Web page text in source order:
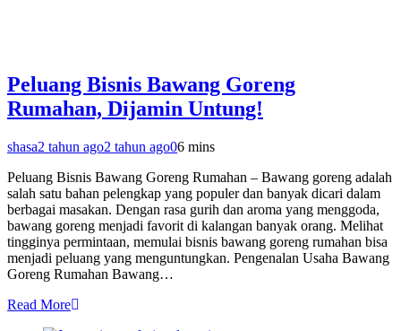
Peluang Bisnis Bawang Goreng
Rumahan, Dijamin Untung!
shasa2 tahun ago2 tahun ago06 mins
Peluang Bisnis Bawang Goreng Rumahan – Bawang goreng adalah
salah satu bahan pelengkap yang populer dan banyak dicari dalam
berbagai masakan. Dengan rasa gurih dan aroma yang menggoda,
bawang goreng menjadi favorit di kalangan banyak orang. Melihat
tingginya permintaan, memulai bisnis bawang goreng rumahan bisa
menjadi peluang yang menguntungkan. Pengenalan Usaha Bawang
Goreng Rumahan Bawang…
Read More